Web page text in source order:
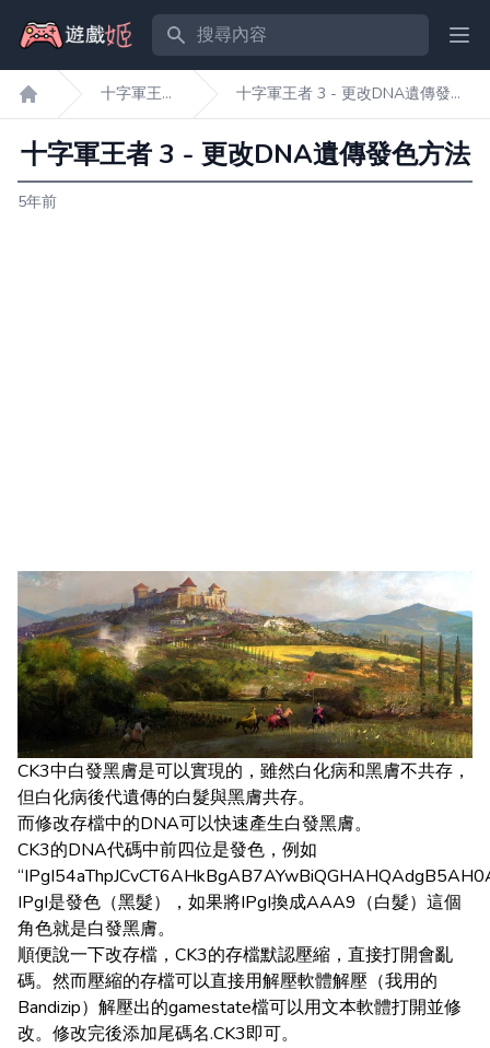
搜尋內容
遊戲姬首頁
十字軍王
者3
十字軍王者 3 - 更改DNA遺傳發色
方法
十字軍王者 3 - 更改DNA遺傳發色方法
5年前
CK3中白發黑膚是可以實現的，雖然白化病和黑膚不共存，
但白化病後代遺傳的白髮與黑膚共存。
而修改存檔中的DNA可以快速產生白發黑膚。
CK3的DNA代碼中前四位是發色，例如
IPgI是發色（黑髮），如果將IPgI換成AAA9（白髮）這個
角色就是白發黑膚。
順便說一下改存檔，CK3的存檔默認壓縮，直接打開會亂
碼。然而壓縮的存檔可以直接用解壓軟體解壓（我用的
Bandizip）解壓出的gamestate檔可以用文本軟體打開並修
改。修改完後添加尾碼名.CK3即可。